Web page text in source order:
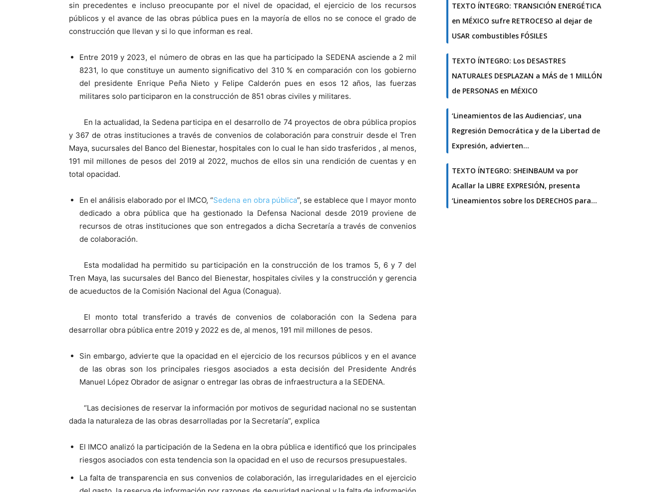
sin precedentes e incluso preocupante por el nivel de opacidad, el ejercicio de los recursos
públicos y el avance de las obras pública pues en la mayoría de ellos no se conoce el grado de
construcción que llevan y si lo que informan es real.
Entre 2019 y 2023, el número de obras en las que ha participado la SEDENA asciende a 2 mil
8231, lo que constituye un aumento significativo del 310 % en comparación con los gobierno
del presidente Enrique Peña Nieto y Felipe Calderón pues en esos 12 años, las fuerzas
militares solo participaron en la construcción de 851 obras civiles y militares.
En la actualidad, la Sedena participa en el desarrollo de 74 proyectos de obra pública propios
y 367 de otras instituciones a través de convenios de colaboración para construir desde el Tren
Maya, sucursales del Banco del Bienestar, hospitales con lo cual le han sido trasferidos , al menos,
191 mil millones de pesos del 2019 al 2022, muchos de ellos sin una rendición de cuentas y en
total opacidad.
En el análisis elaborado por el IMCO, “Sedena en obra pública”, se establece que l mayor monto
dedicado a obra pública que ha gestionado la Defensa Nacional desde 2019 proviene de
recursos de otras instituciones que son entregados a dicha Secretaría a través de convenios
de colaboración.
Esta modalidad ha permitido su participación en la construcción de los tramos 5, 6 y 7 del
Tren Maya, las sucursales del Banco del Bienestar, hospitales civiles y la construcción y gerencia
de acueductos de la Comisión Nacional del Agua (Conagua).
El monto total transferido a través de convenios de colaboración con la Sedena para
desarrollar obra pública entre 2019 y 2022 es de, al menos, 191 mil millones de pesos.
Sin embargo, advierte que la opacidad en el ejercicio de los recursos públicos y en el avance
de las obras son los principales riesgos asociados a esta decisión del Presidente Andrés
Manuel López Obrador de asignar o entregar las obras de infraestructura a la SEDENA.
“Las decisiones de reservar la información por motivos de seguridad nacional no se sustentan
dada la naturaleza de las obras desarrolladas por la Secretaría”, explica
El IMCO analizó la participación de la Sedena en la obra pública e identificó que los principales
riesgos asociados con esta tendencia son la opacidad en el uso de recursos presupuestales.
La falta de transparencia en sus convenios de colaboración, las irregularidades en el ejercicio
TEXTO ÍNTEGRO: TRANSICIÓN ENERGÉTICA
en MÉXICO sufre RETROCESO al dejar de
USAR combustibles FÓSILES
TEXTO ÍNTEGRO: Los DESASTRES
NATURALES DESPLAZAN a MÁS de 1 MILLÓN
de PERSONAS en MÉXICO
‘Lineamientos de las Audiencias’, una
Regresión Democrática y de la Libertad de
Expresión, advierten…
TEXTO ÍNTEGRO: SHEINBAUM va por
Acallar la LIBRE EXPRESIÓN, presenta
‘Lineamientos sobre los DERECHOS para…